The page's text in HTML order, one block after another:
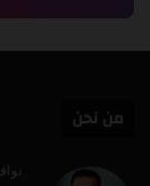
من نحن